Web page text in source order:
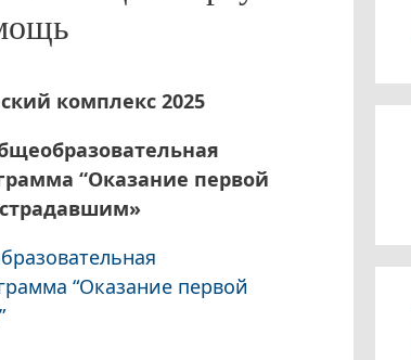
комплекс 2025
“Оказание первой
“Оказание первой